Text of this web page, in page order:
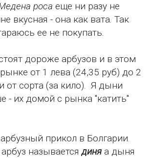
роса еще ни разу не
вкусная - она как вата. Так
ее не покупать.
дороже арбузов и в этом
от 1 лева (24,35 руб) до 2
от сорта (за кило). Я дыни
- их домой с рынка "катить"
прикол в Болгарии.
называетсядиня а дыня